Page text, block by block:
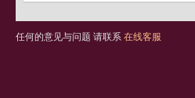
任何的意见与问题 请联系 在线客服